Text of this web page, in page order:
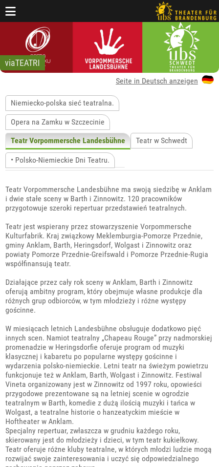
viaTEATRI
Seite in Deutsch anzeigen
Niemiecko-polska sieć teatralna.
Opera na Zamku w Szczecinie
Teatr Vorpommersche Landesbühne Teatr w Schwedt
• Polsko-Niemieckie Dni Teatru.
Teatr Vorpommersche Landesbühne ma swoją siedzibę w Anklam
i dwie stałe sceny w Barth i Zinnowitz. 120 pracowników
przygotowuje szeroki repertuar przedstawień teatralnych.
Teatr jest wspierany przez stowarzyszenie Vorpommersche
Kulturfabrik. Kraj związkowy Meklemburgia-Pomorze Przednie,
gminy Anklam, Barth, Heringsdorf, Wolgast i Zinnowitz oraz
powiaty Pomorze Przednie-Greifswald i Pomorze Przednie-Rugia
współfinansują teatr.
Działające przez cały rok sceny w Anklam, Barth i Zinnowitz
oferują ambitny program, który obejmuje własne produkcje dla
różnych grup odbiorców, w tym młodzieży i różne występy
gościnne.
W miesiącach letnich Landesbühne obsługuje dodatkowo pięć
innych scen. Namiot teatralny „Chapeau Rouge” przy nadmorskiej
promenadzie w Heringsdorfie oferuje program od muzyki
klasycznej i kabaretu po popularne występy gościnne i
wydarzenia polsko-niemieckie. Letni teatr na świeżym powietrzu
funkcjonuje też w Anklam, Barth, Wolgast i Zinnowitz. Festiwal
Vineta organizowany jest w Zinnowitz od 1997 roku, opowieści
przygodowe prezentowane są na letniej scenie w ogrodzie
teatralnym w Barth, komedie z dużą ilością muzyki i tańca w
Wolgast, a teatralne historie o hanzeatyckim mieście w
Hoftheater w Anklam.
Specjalny repertuar, zwłaszcza w grudniu każdego roku,
skierowany jest do młodzieży i dzieci, w tym teatr kukiełkowy.
Teatr oferuje różne kluby teatralne, w których młodzi ludzie mogą
rozwijać swoje zainteresowania i uczyć się odpowiedzialnego